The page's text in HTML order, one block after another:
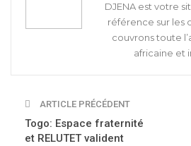
DJENA est votre
référence sur les
couvrons toute
africaine et
ARTICLE PRÉCÉDENT
Togo: Espace fraternité
et RELUTET valident